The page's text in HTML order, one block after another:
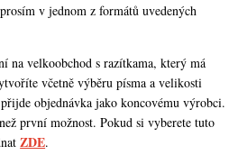
v jednom z formátů uvedených
na velkoobchod s razítkama, který má
včetně výběru písma a velikosti
objednávka jako koncovému výrobci.
první možnost. Pokud si vyberete tuto
ZDE.